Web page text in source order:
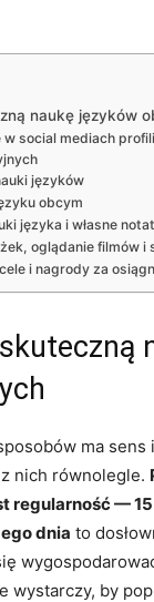
naukę języków
w social mediach
języków
obcym
języka i własne
oglądanie filmów i
i nagrody za
ma sens
nich równolegle.
regularność —
dnia to
wystarczy, by